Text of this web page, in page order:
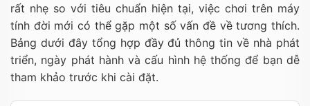
rất nhẹ so với tiêu chuẩn hiện tại, việc chơi trên máy
tính đời mới có thể gặp một số vấn đề về tương thích.
Bảng dưới đây tổng hợp đầy đủ thông tin về nhà phát
triển, ngày phát hành và cấu hình hệ thống để bạn dễ
tham khảo trước khi cài đặt.